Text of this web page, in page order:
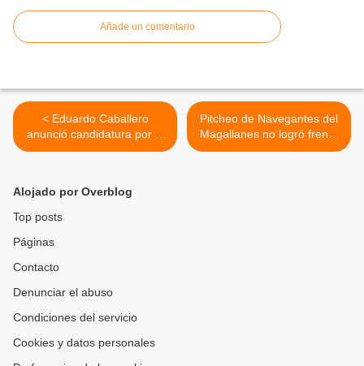
Añade un comentario
< Eduardo Caballero
anunció candidatura por el
circuito oeste del municipio
Pitcheo de Navegantes del
Magallanes no logró frenar
a la ofensiva de Caribes de
Alojado por Overblog
Top posts
Páginas
Contacto
Denunciar el abuso
Condiciones del servicio
Cookies y datos personales